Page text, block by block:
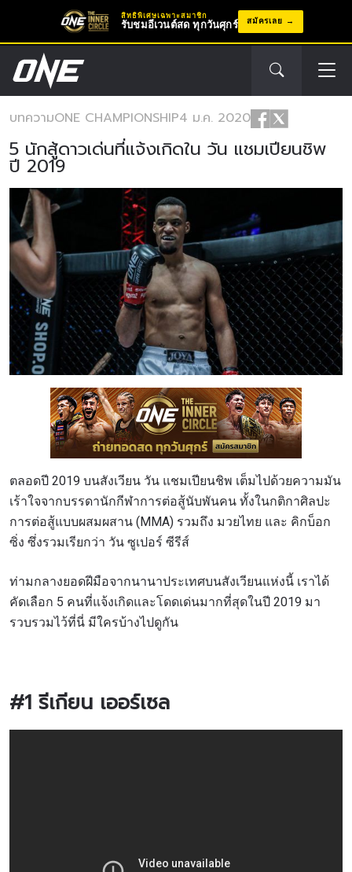
สิทธิพิเศษเฉพาะสมาชิก
รับชมอีเวนต์สด ทุกวันศุกร์ สมัครเลย
บทความONE CHAMPIONSHIP4 ม.ค. 2020
5 นักสู้ดาวเด่นที่แจ้งเกิดใน วัน แชมเปียนชิพ
ปี 2019
ตลอดปี 2019 บนสังเวียน วัน แชมเปียนชิพ เต็มไปด้วยความมัน
เร้าใจจากบรรดานักกีฬาการต่อสู้นับพันคน ทั้งในกติกาศิลปะ
การต่อสู้แบบผสมผสาน (MMA) รวมถึง มวยไทย และ คิกบ็อก
ซิ่ง ซึ่งรวมเรียกว่า วัน ซูเปอร์ ซีรีส์
ท่ามกลางยอดฝีมือจากนานาประเทศบนสังเวียนแห่งนี้ เราได้
คัดเลือก 5 คนที่แจ้งเกิดและโดดเด่นมากที่สุดในปี 2019 มา
รวบรวมไว้ที่นี่ มีใครบ้างไปดูกัน
#1 รีเกียน เออร์เซล